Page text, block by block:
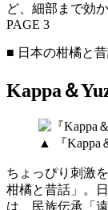
ど、細部まで効
PAGE 3
■ 日本の柑橘と
Kappa＆
▲ 『Kappa
ちょっぴり刺激
柑橘と昔話」。
は、民族伝承「